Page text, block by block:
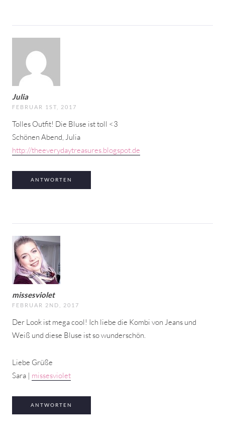
Julia
FEBRUAR 1ST, 2017
Tolles Outfit! Die Bluse ist toll <3
Schönen Abend, Julia
http://theeverydaytreasures.blogspot.de
ANTWORTEN
missesviolet
FEBRUAR 2ND, 2017
Der Look ist mega cool! Ich liebe die Kombi von Jeans und
Weiß und diese Bluse ist so wunderschön.
Liebe Grüße
Sara | missesviolet
ANTWORTEN